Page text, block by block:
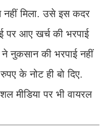
नहीं मिला. उसे इस कदर
आए खर्च की भरपाई
ने नुकसान की भरपाई नहीं
के नोट ही बो दिए.
मीडिया पर भी वायरल